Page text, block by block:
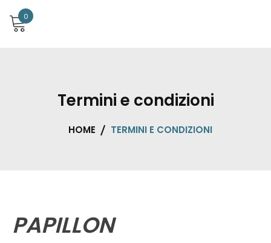
0
Termini e condizioni
HOME TERMINI E CONDIZIONI
PAPILLON